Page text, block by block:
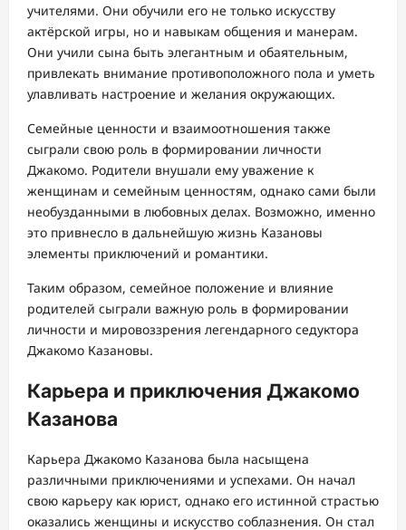
учителями. Они обучили его не только искусству
актёрской игры, но и навыкам общения и манерам.
Они учили сына быть элегантным и обаятельным,
привлекать внимание противоположного пола и уметь
улавливать настроение и желания окружающих.
Семейные ценности и взаимоотношения также
сыграли свою роль в формировании личности
Джакомо. Родители внушали ему уважение к
женщинам и семейным ценностям, однако сами были
необузданными в любовных делах. Возможно, именно
это привнесло в дальнейшую жизнь Казановы
элементы приключений и романтики.
Таким образом, семейное положение и влияние
родителей сыграли важную роль в формировании
личности и мировоззрения легендарного седуктора
Джакомо Казановы.
Карьера и приключения Джакомо
Казанова
Карьера Джакомо Казанова была насыщена
различными приключениями и успехами. Он начал
свою карьеру как юрист, однако его истинной страстью
оказались женщины и искусство соблазнения. Он стал